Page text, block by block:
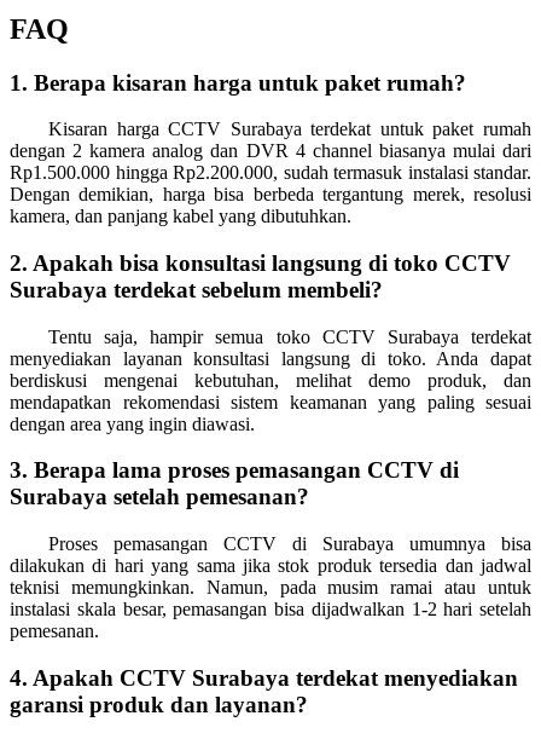
FAQ
1. Berapa kisaran harga untuk paket rumah?
Kisaran harga CCTV Surabaya terdekat untuk paket rumah
dengan 2 kamera analog dan DVR 4 channel biasanya mulai dari
Rp1.500.000 hingga Rp2.200.000, sudah termasuk instalasi standar.
Dengan demikian, harga bisa berbeda tergantung merek, resolusi
kamera, dan panjang kabel yang dibutuhkan.
2. Apakah bisa konsultasi langsung di toko CCTV
Surabaya terdekat sebelum membeli?
Tentu saja, hampir semua toko CCTV Surabaya terdekat
menyediakan layanan konsultasi langsung di toko. Anda dapat
berdiskusi mengenai kebutuhan, melihat demo produk, dan
mendapatkan rekomendasi sistem keamanan yang paling sesuai
dengan area yang ingin diawasi.
3. Berapa lama proses pemasangan CCTV di
Surabaya setelah pemesanan?
Proses pemasangan CCTV di Surabaya umumnya bisa
dilakukan di hari yang sama jika stok produk tersedia dan jadwal
teknisi memungkinkan. Namun, pada musim ramai atau untuk
instalasi skala besar, pemasangan bisa dijadwalkan 1-2 hari setelah
pemesanan.
4. Apakah CCTV Surabaya terdekat menyediakan
garansi produk dan layanan?